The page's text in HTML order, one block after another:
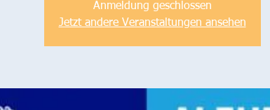
Anmeldung geschlossen
Jetzt andere Veranstaltungen ansehen